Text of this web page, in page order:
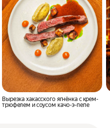
Вырезка хакасского ягнёнка с крем-
трюфелем и соусом качо-э-пепе